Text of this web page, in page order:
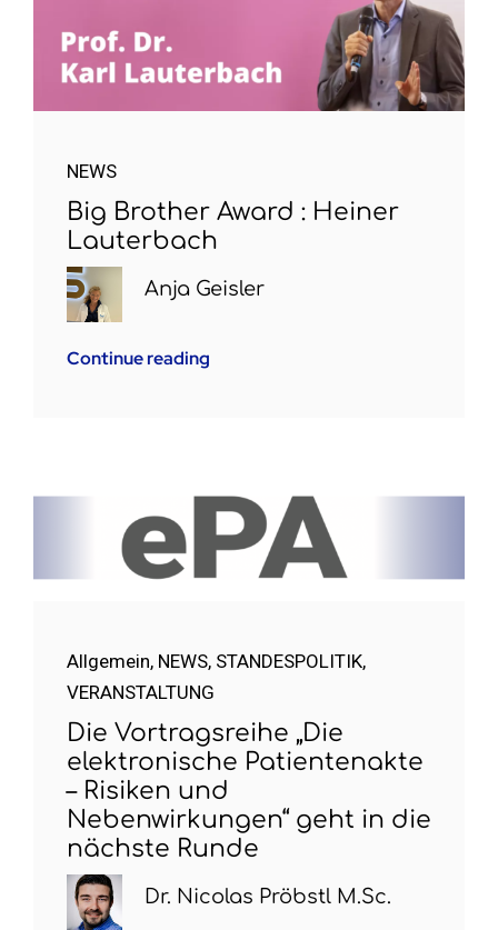
NEWS
Big Brother Award : Heiner
Lauterbach
Anja Geisler
Continue reading
Allgemein, NEWS, STANDESPOLITIK,
VERANSTALTUNG
Die Vortragsreihe „Die
elektronische Patientenakte
– Risiken und
Nebenwirkungen“ geht in die
nächste Runde
Dr. Nicolas Pröbstl M.Sc.